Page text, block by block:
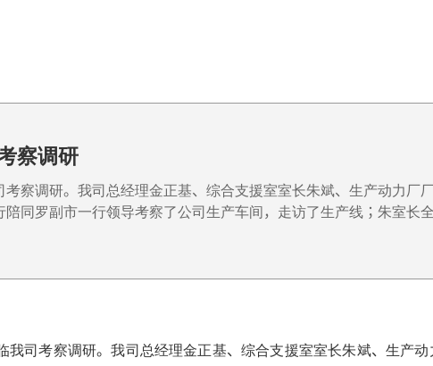
察调研
察调研。我司总经理金正基、综合支援室室长朱斌、生产动力厂
同罗副市一行领导考察了公司生产车间，走访了生产线；朱室长
司考察调研。我司总经理金正基、综合支援室室长朱斌、生产